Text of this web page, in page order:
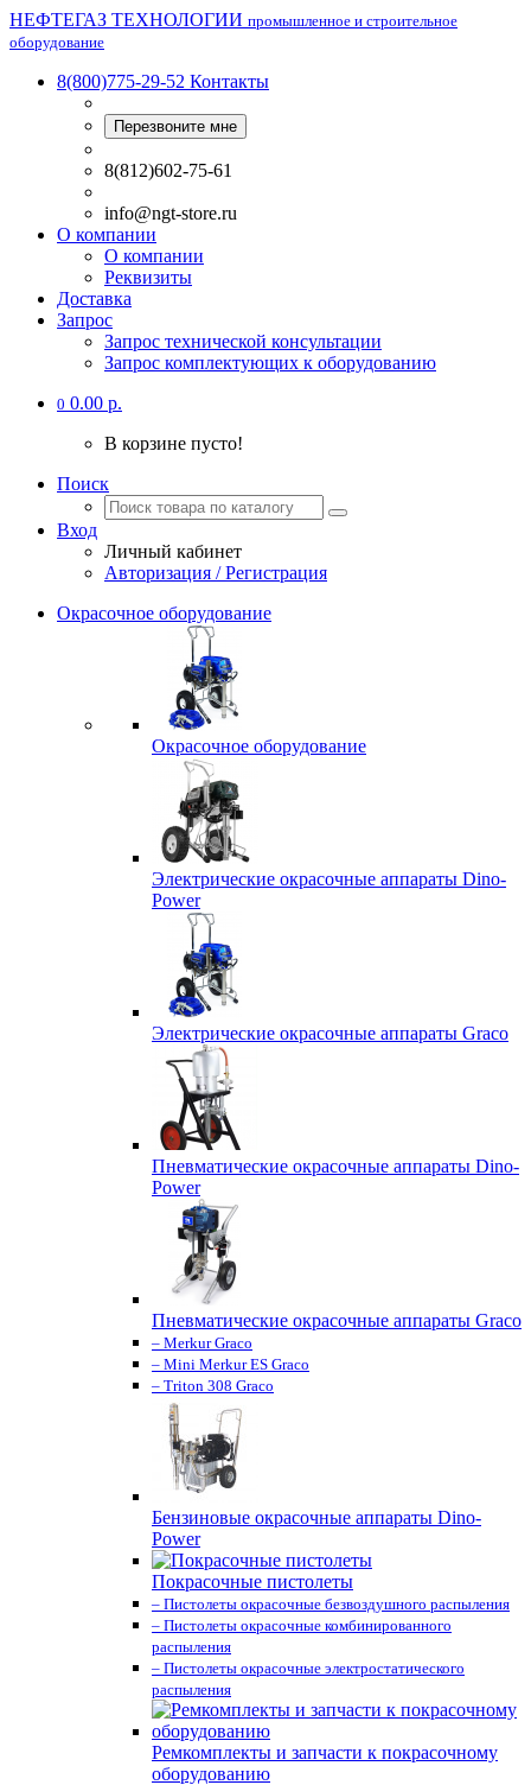
НЕФТЕГАЗ ТЕХНОЛОГИИ промышленное и строительное
оборудование
8(800)775-29-52 Контакты
Перезвоните мне
8(812)602-75-61
info@ngt-store.ru
О компании
О компании
Реквизиты
Доставка
Запрос
Запрос технической консультации
Запрос комплектующих к оборудованию
0 0.00 р.
В корзине пусто!
Поиск
Вход
Личный кабинет
Авторизация / Регистрация
Окрасочное оборудование
Окрасочное оборудование
Электрические окрасочные аппараты Dino-
Power
Электрические окрасочные аппараты Graco
Пневматические окрасочные аппараты Dino-
Power
Пневматические окрасочные аппараты Graco
– Merkur Graco
– Mini Merkur ES Graco
– Triton 308 Graco
Бензиновые окрасочные аппараты Dino-
Power
Покрасочные пистолеты
– Пистолеты окрасочные безвоздушного распыления
– Пистолеты окрасочные комбинированного
распыления
– Пистолеты окрасочные электростатического
распыления
Ремкомплекты и запчасти к покрасочному
оборудованию